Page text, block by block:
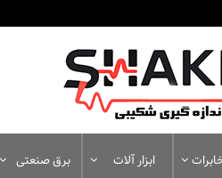
ابزار آلات برق صنعتی